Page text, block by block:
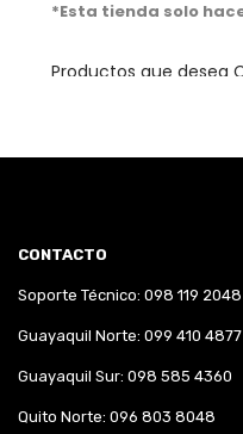
CONTACTO
Soporte Técnico: 098 119 2048
Guayaquil Norte: 099 410 4877
Guayaquil Sur: 098 585 4360
Quito Norte: 096 803 8048